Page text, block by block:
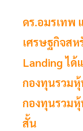
ดร.อมรเทพ
เศรษฐกิจส
Landing ไ
กองทุนรวม
กองทุนรวม
สั้น